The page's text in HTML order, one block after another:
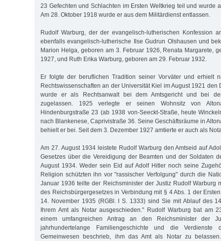
23 Gefechten und Schlachten im Ersten Weltkrieg teil und wurde
Am 28. Oktober 1918 wurde er aus dem Militärdienst entlassen.
Rudolf Warburg, der der evangelisch-lutherischen Konfession
ebenfalls evangelisch-lutherische Ilse Gudrun Olshausen und
Marion Helga, geboren am 3. Februar 1926, Renata Margarete,
1927, und Ruth Erika Warburg, geboren am 29. Februar 1932.
Er folgte der beruflichen Tradition seiner Vorväter und erhielt
Rechtswissenschaften an der Universität Kiel im August 1921 den
wurde er als Rechtsanwalt bei dem Amtsgericht und bei
zugelassen. 1925 verlegte er seinen Wohnsitz von
Hindenburgstraße 23 (ab 1938 von-Seeckt-Straße, heute
nach Blankenese, Caprivistraße 36. Seine Geschäftsräume in
behielt er bei. Seit dem 3. Dezember 1927 amtierte er auch als
Am 27. August 1934 leistete Rudolf Warburg den Amtseid auf
Gesetzes über die Vereidigung der Beamten und der Soldaten
August 1934. Weder sein Eid auf Adolf Hitler noch seine
Religion schützten ihn vor "rassischer Verfolgung" durch die
Januar 1936 teilte der Reichsminister der Justiz Rudolf Warburg
des Reichsbürgergesetzes in Verbindung mit § 4 Abs. 1 der
14. November 1935 (RGBl. I S. 1333) sind Sie mit Ablauf des
Ihrem Amt als Notar ausgeschieden." Rudolf Warburg bat am
einem umfangreichen Antrag an den Reichsminister der
jahrhundertelange Familiengeschichte und die
Gemeinwesen beschrieb, ihm das Amt als Notar zu